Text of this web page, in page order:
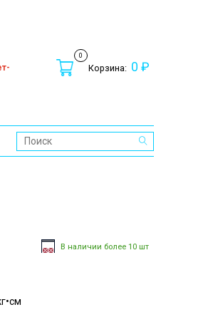
0
Корзина: 0 ₽
В наличии более 10 шт